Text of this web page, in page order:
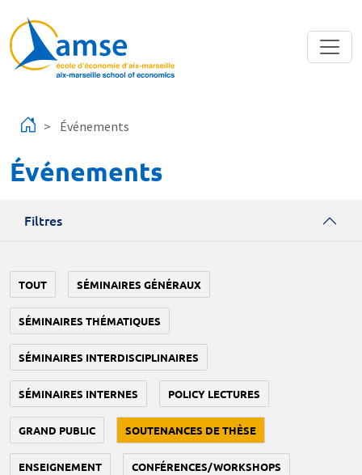
Événements
Événements
Filtres
TOUT SÉMINAIRES GÉNÉRAUX
SÉMINAIRES THÉMATIQUES
SÉMINAIRES INTERDISCIPLINAIRES
SÉMINAIRES INTERNES POLICY LECTURES
GRAND PUBLIC SOUTENANCES DE THÈSE
ENSEIGNEMENT CONFÉRENCES/WORKSHOPS